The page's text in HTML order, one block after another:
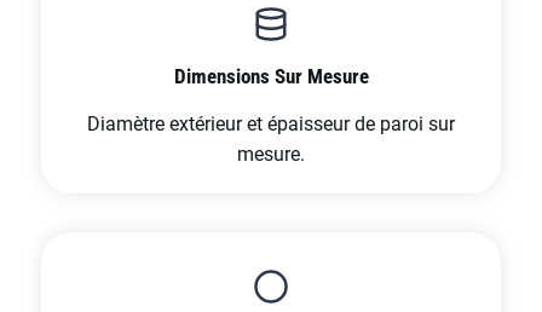
Dimensions Sur Mesure
Diamètre extérieur et épaisseur de paroi sur
mesure.